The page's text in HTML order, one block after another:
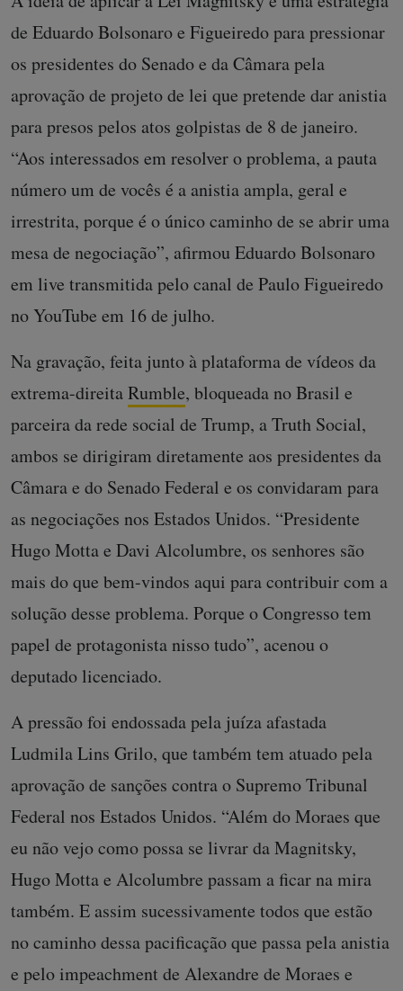
de Eduardo Bolsonaro e Figueiredo para pressionar
os presidentes do Senado e da Câmara pela
aprovação de projeto de lei que pretende dar anistia
para presos pelos atos golpistas de 8 de janeiro.
“Aos interessados em resolver o problema, a pauta
número um de vocês é a anistia ampla, geral e
irrestrita, porque é o único caminho de se abrir uma
mesa de negociação”, afirmou Eduardo Bolsonaro
em live transmitida pelo canal de Paulo Figueiredo
no YouTube em 16 de julho.
Na gravação, feita junto à plataforma de vídeos da
extrema-direitaRumble, bloqueada no Brasil e
parceira da rede social de Trump, a Truth Social,
ambos se dirigiram diretamente aos presidentes da
Câmara e do Senado Federal e os convidaram para
as negociações nos Estados Unidos. “Presidente
Hugo Motta e Davi Alcolumbre, os senhores são
mais do que bem-vindos aqui para contribuir com a
solução desse problema. Porque o Congresso tem
papel de protagonista nisso tudo”, acenou o
deputado licenciado.
A pressão foi endossada pela juíza afastada
Ludmila Lins Grilo, que também tem atuado pela
aprovação de sanções contra o Supremo Tribunal
Federal nos Estados Unidos. “Além do Moraes que
eu não vejo como possa se livrar da Magnitsky,
Hugo Motta e Alcolumbre passam a ficar na mira
também. E assim sucessivamente todos que estão
no caminho dessa pacificação que passa pela anistia
e pelo impeachment de Alexandre de Moraes e